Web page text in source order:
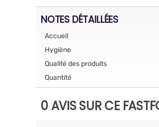
NOTES DÉTAILLÉES
Accueil
Hygiène
Qualité des produits
Quantité
0 AVIS SUR CE